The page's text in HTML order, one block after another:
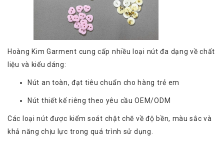
Hoàng Kim Garment cung cấp nhiều loại nút đa dạng về chất
liệu và kiểu dáng:
Nút an toàn, đạt tiêu chuẩn cho hàng trẻ em
Nút thiết kế riêng theo yêu cầu OEM/ODM
Các loại nút được kiểm soát chặt chẽ về độ bền, màu sắc và
khả năng chịu lực trong quá trình sử dụng.